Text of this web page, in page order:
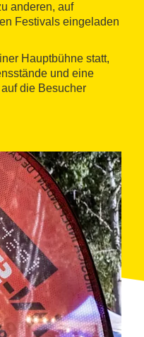
anderen, auf
Festivals eingeladen
Hauptbühne statt,
und eine
die Besucher